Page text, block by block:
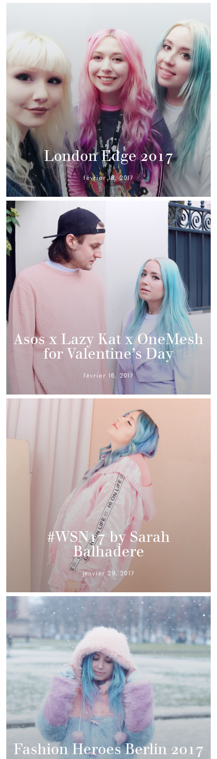
London Edge 2017
février 18, 2017
Asos x Lazy Kat x OneMesh
for Valentine’s Day
février 16, 2017
#WSN17 by Sarah
Balhadere
janvier 29, 2017
Fashion Heroes Berlin 2017